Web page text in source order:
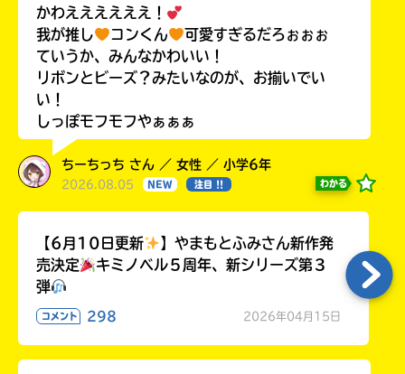
かわええええええ！
我が推し
コンくん
可愛すぎるだろぉぉぉ
ていうか、みんなかわいい！
リボンとビーズ？みたいなのが、お揃いでい
い！
しっぽモフモフやぁぁぁ
ちーちっち さん ／ 女性 ／ 小学6年
2026.08.05 NEW 注目 !! わかる
【6月10日更新
】やまもとふみさん新作発
売決定
キミノベル５周年、新シリーズ第３
弾
コメント 298 2026年04月15日